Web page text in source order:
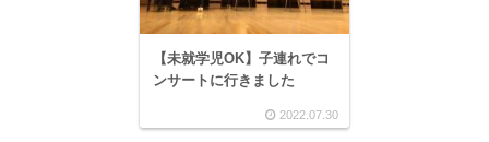
【未就学児OK】子連れでコ
ンサートに行きました
2022.07.30